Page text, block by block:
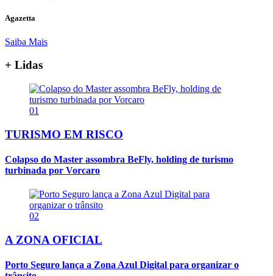
Agazetta
Saiba Mais
+ Lidas
01
TURISMO EM RISCO
Colapso do Master assombra BeFly, holding de turismo
turbinada por Vorcaro
02
A ZONA OFICIAL
Porto Seguro lança a Zona Azul Digital para organizar o